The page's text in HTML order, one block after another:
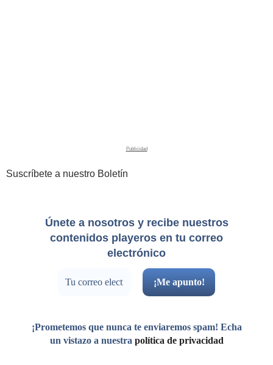
Suscríbete a nuestro Boletín
Únete a nosotros y recibe nuestros
contenidos playeros en tu correo
electrónico
¡Prometemos que nunca te enviaremos spam! Echa
un vistazo a nuestra política de privacidad